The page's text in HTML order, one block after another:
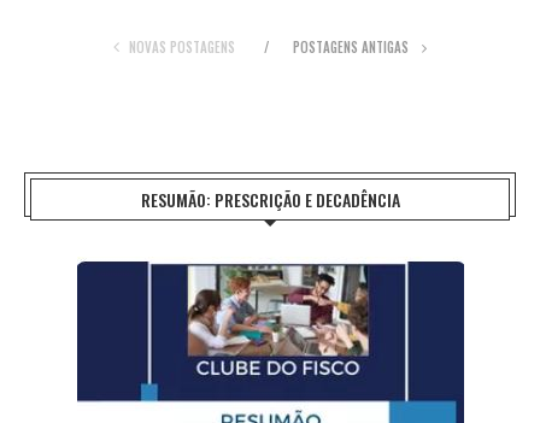
NOVAS POSTAGENS POSTAGENS ANTIGAS
RESUMÃO: PRESCRIÇÃO E DECADÊNCIA